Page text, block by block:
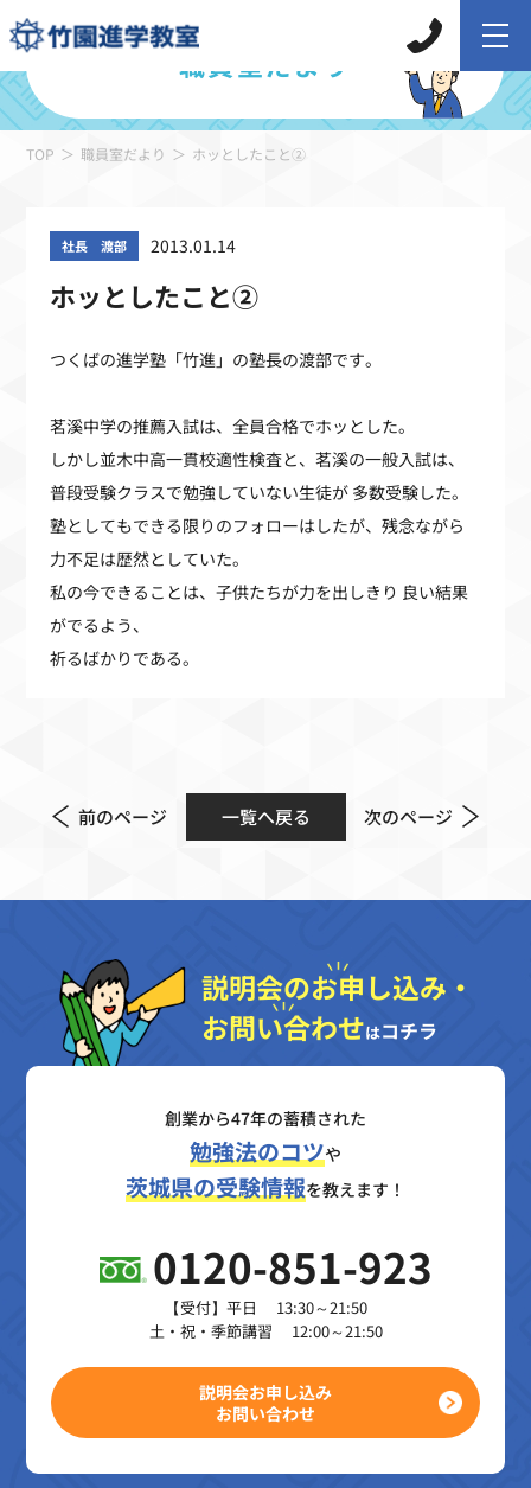
職員室だより
TOP 職員室だより ホッとしたこと②
社長 渡部 2013.01.14
ホッとしたこと②
つくばの進学塾「竹進」の塾長の渡部です。
茗溪中学の推薦入試は、全員合格でホッとした。
しかし並木中高一貫校適性検査と、茗溪の一般入試は、
普段受験クラスで勉強していない生徒が 多数受験した。
塾としてもできる限りのフォローはしたが、残念ながら
力不足は歴然としていた。
私の今できることは、子供たちが力を出しきり 良い結果
がでるよう、
祈るばかりである。
前のページ 一覧へ戻る 次のページ
説明会のお申し込み・
お問い合わせはコチラ
創業から47年の蓄積された
勉強法のコツや
茨城県の受験情報を教えます！
0120-851-923
【受付】平日 13:30～21:50
土・祝・季節講習 12:00～21:50
説明会お申し込み
お問い合わせ